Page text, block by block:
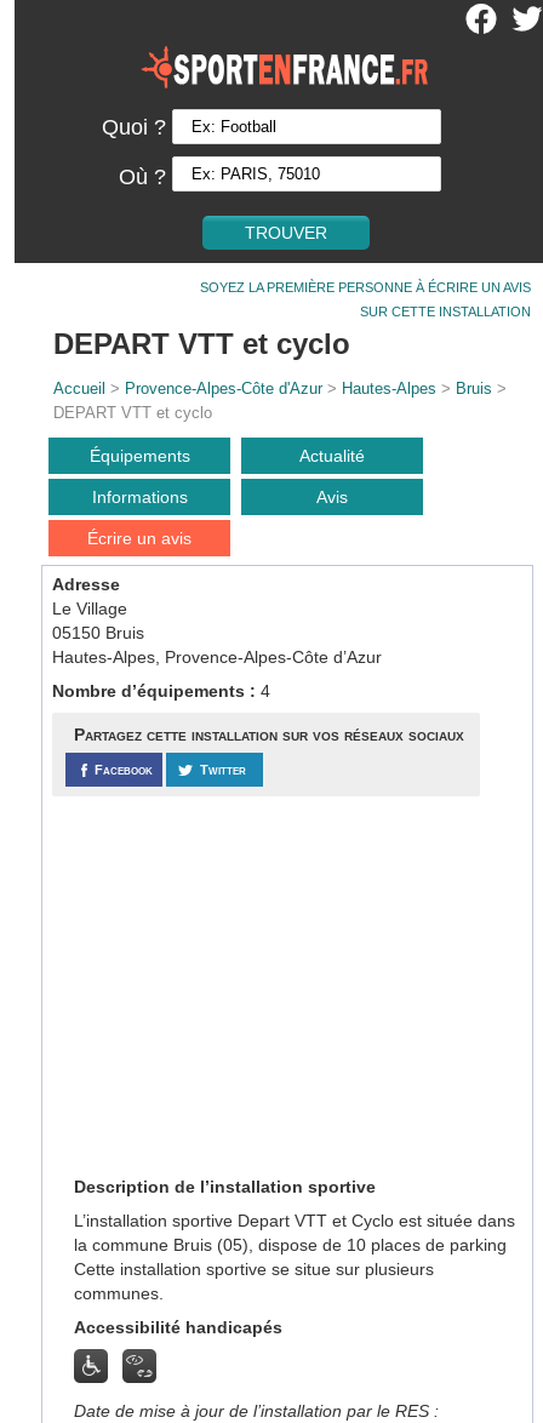
Quoi ?
Où ?
SOYEZ LA PREMIÈRE PERSONNE À ÉCRIRE UN AVIS
SUR CETTE INSTALLATION
DEPART VTT et cyclo
Accueil > Provence-Alpes-Côte d'Azur> Hautes-Alpes > Bruis >
DEPART VTT et cyclo
Équipements Actualité
Informations Avis
Écrire un avis
Adresse
Le Village
05150 Bruis
Hautes-Alpes, Provence-Alpes-Côte d’Azur
Nombre d’équipements :4
Partagez cette installation sur vos réseaux sociaux
Facebook Twitter
Description de l’installation sportive
L’installation sportive Depart VTT et Cyclo est située dans
la commune Bruis (05), dispose de 10 places de parking
Cette installation sportive se situe sur plusieurs
communes.
Accessibilité handicapés
Date de mise à jour de l’installation par le RES :